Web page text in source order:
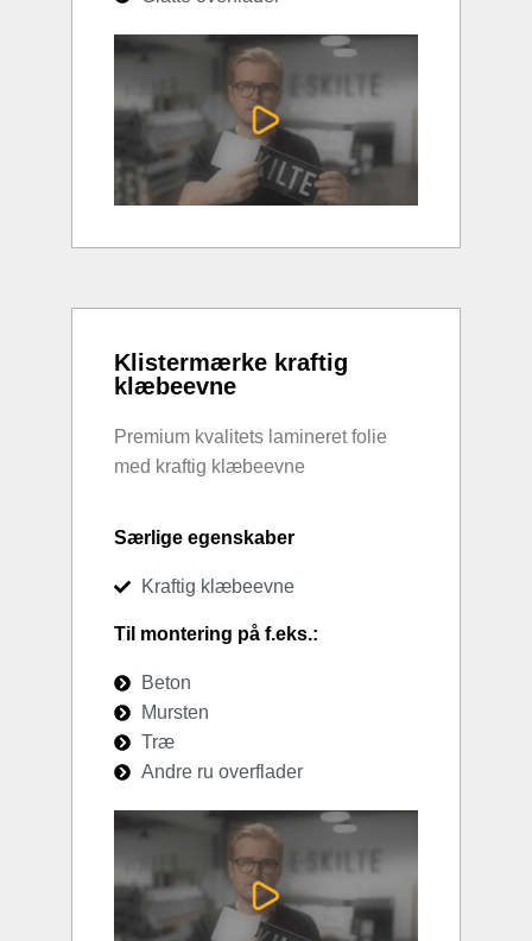
Klistermærke kraftig
klæbeevne
Premium kvalitets lamineret folie
med kraftig klæbeevne
Særlige egenskaber
Kraftig klæbeevne
Til montering på f.eks.:
Beton
Mursten
Træ
Andre ru overflader